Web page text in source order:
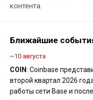
контента.
Ближайшие
~10 августа
COIN: Coinbase
второй квартал 2026
работы сети Base и